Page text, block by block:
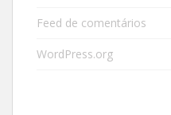
Feed de comentários
WordPress.org